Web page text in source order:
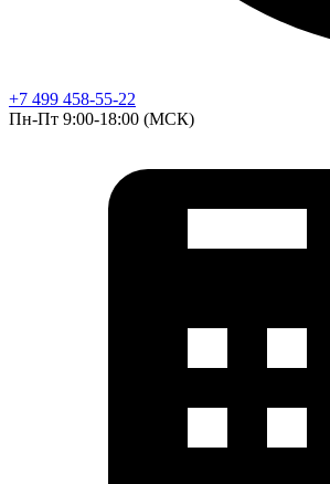
+7 499 458-55-22
Пн-Пт 9:00-18:00 (МСК)